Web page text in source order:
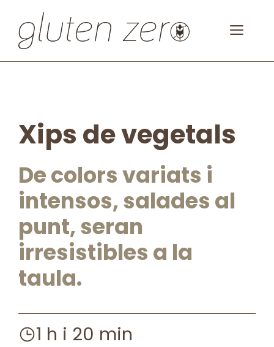
contingut
Xips de vegetals
De colors variats i
intensos, salades al
punt, seran
irresistibles a la
taula.
1 h i 20 min